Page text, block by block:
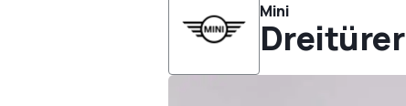
Mini
Dreitürer